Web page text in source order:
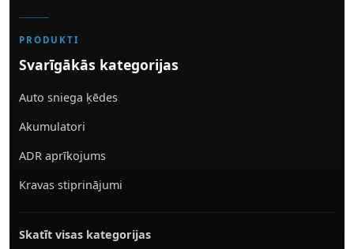
PRODUKTI
Svarīgākās kategorijas
Auto sniega ķēdes
Akumulatori
ADR aprīkojums
Kravas stiprinājumi
Skatīt visas kategorijas